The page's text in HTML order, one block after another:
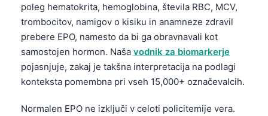
poleg hematokrita, hemoglobina, števila RBC, MCV,
trombocitov, namigov o kisiku in anamneze zdravil
prebere EPO, namesto da bi ga obravnavali kot
samostojen hormon. Naša vodnik za biomarkerje
pojasnjuje, zakaj je takšna interpretacija na podlagi
konteksta pomembna pri vseh 15,000+ označevalcih.
Normalen EPO ne izključi v celoti policitemije vera.